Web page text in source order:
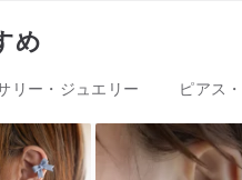
いでください！
用することが多いですが、着
め
リー・ジュエリー ピアス